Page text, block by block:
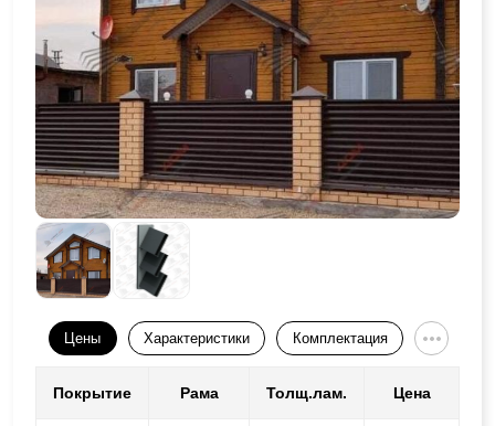
Цены Характеристики Комплектация
Покрытие Рама Толщ.лам. Цена